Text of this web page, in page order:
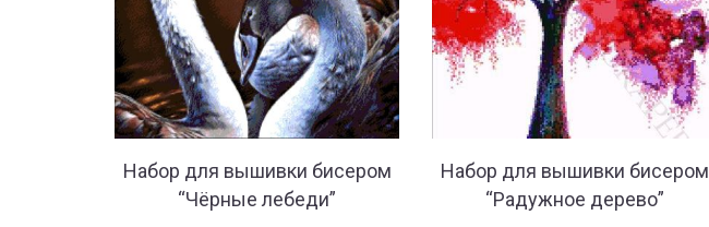
Набор для вышивки бисером
“Чёрные лебеди”
Набор для вышивки бисером
“Радужное дерево”